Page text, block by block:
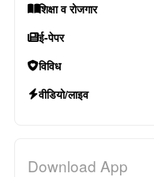
शिक्षा व रोजगार
ई-पेपर
विविध
वीडियो/लाइव
Download App